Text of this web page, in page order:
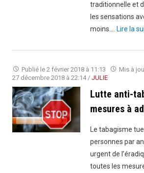
traditionnelle et
les sensations
moins.…
Lire la
Publié le 2 février 2018 à 11:13
Mis à
27 décembre 2018 à 22:14 / JULIE
Lutte anti-
mesures à
Le tabagisme
personnes par
urgent de
toutes les